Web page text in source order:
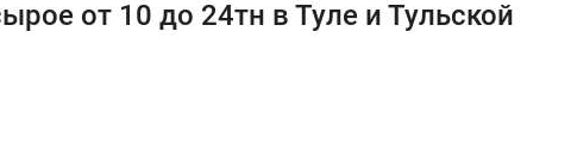
от 10 до 24тн в Туле и Тульской